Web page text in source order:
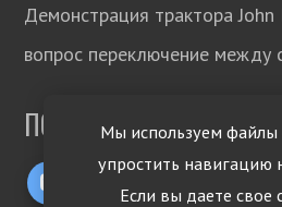
Мы используем файлы
упростить навигацию
Если вы даете свое
Демонстрация трактора
вопрос переключение между
ПОДПИСЫВАЙТЕСЬ!